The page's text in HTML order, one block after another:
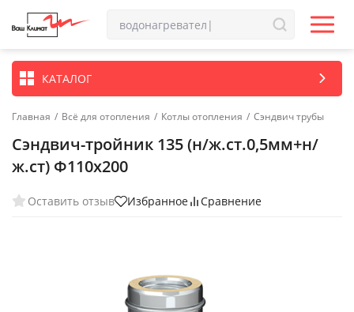
КАТАЛОГ
Главная / Всё для отопления / Котлы отопления / Сэндвич трубы
Сэндвич-тройник 135 (н/ж.ст.0,5мм+н/
ж.ст) Ф110х200
Оставить отзыв Избранное Сравнение